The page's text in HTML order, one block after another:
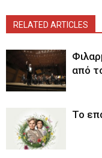
RELATED ARTICLES
από
Το